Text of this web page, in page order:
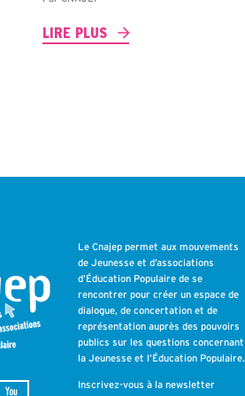
LIRE PLUS
Le Cnajep permet aux mouvements
de Jeunesse et d’associations
d’Éducation Populaire de se
rencontrer pour créer un espace de
dialogue, de concertation et de
représentation auprès des pouvoirs
publics sur les questions concernant
la Jeunesse et l’Éducation Populaire.
Inscrivez-vous à la newsletter